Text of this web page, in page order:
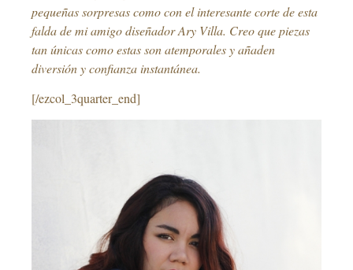
pequeñas sorpresas como con el interesante corte de esta
falda de mi amigo diseñador Ary Villa. Creo que piezas
tan únicas como estas son atemporales y añaden
diversión y confianza instantánea.
[/ezcol_3quarter_end]